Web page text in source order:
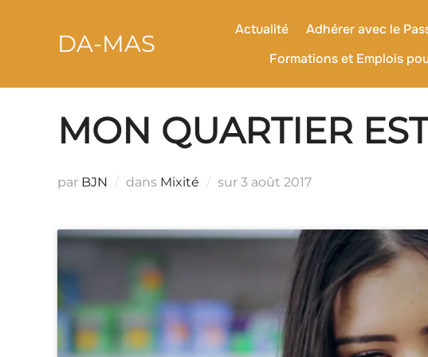
DA-MAS
Actualité Adhérer avec le
Formations et Emplois
MON QUARTIER
par BJN dans Mixité sur Publié
3 août 2017